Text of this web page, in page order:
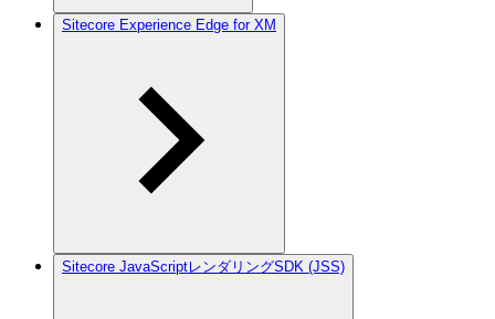
Sitecore Experience Edge for XM
Sitecore JavaScriptレンダリングSDK (JSS)